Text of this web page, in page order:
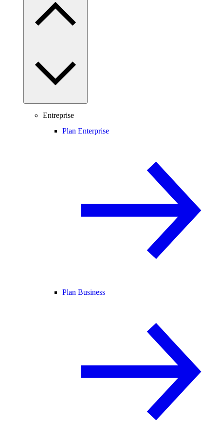
Entreprise
Plan Enterprise
Plan Business